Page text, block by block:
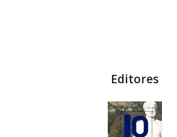
Editores